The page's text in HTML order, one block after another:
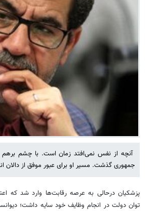
آنچه از نفس نمی‌افتد زمان است. با چشم برهم
جمهوری گذشت. مسیر او برای عبور موفق از دالان
پزشکیان درحالی به عرصه رقابت‌ها وارد شد که
توان دولت‌ در انجام وظایف خود سایه داشت؛